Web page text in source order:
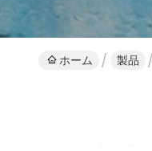
ホーム 製品